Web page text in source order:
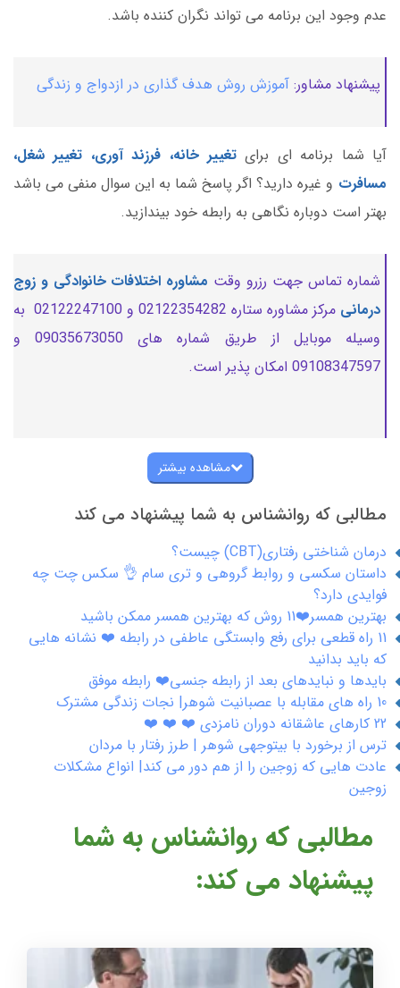
عدم وجود این برنامه می تواند نگران کننده باشد.
پیشنهاد مشاور: آموزش روش هدف گذاری در ازدواج و زندگی
آیا شما برنامه ای برای تغییر خانه، فرزند آوری، تغییر شغل،
مسافرت و غیره دارید؟ اگر پاسخ شما به این سوال منفی می باشد
بهتر است دوباره نگاهی به رابطه خود بیندازید.
شماره تماس جهت رزرو وقت مشاوره اختلافات خانوادگی و زوج
درمانی
مرکز مشاوره ستاره 02122354282 و 02122247100 به
وسیله موبایل از طریق شماره های 09035673050 و
09108347597 امکان پذیر است.
مشاهده بیشتر
مطالبی که روانشناس به شما پیشنهاد می کند
درمان شناختی رفتاری(CBT) چیست؟
داستان سکسی و روابط گروهی و تری سام 👌 سکس چت چه
فوایدی دارد؟
بهترین همسر❤️11 روش که بهترین همسر ممکن باشید
11 راه قطعی برای رفع وابستگی عاطفی در رابطه ❤️ نشانه هایی
که باید بدانید
بایدها و نبایدهای بعد از رابطه جنسی❤️ رابطه موفق
10 راه های مقابله با عصبانیت شوهر| نجات زندگی مشترک
22 کارهای عاشقانه دوران نامزدی ❤️ ❤️ ❤️
ترس از برخورد با بیتوجهی شوهر | طرز رفتار با مردان
عادت هایی که زوجین را از هم دور می کند| انواع مشکلات
زوجین
مطالبی که روانشناس به شما
پیشنهاد می کند: